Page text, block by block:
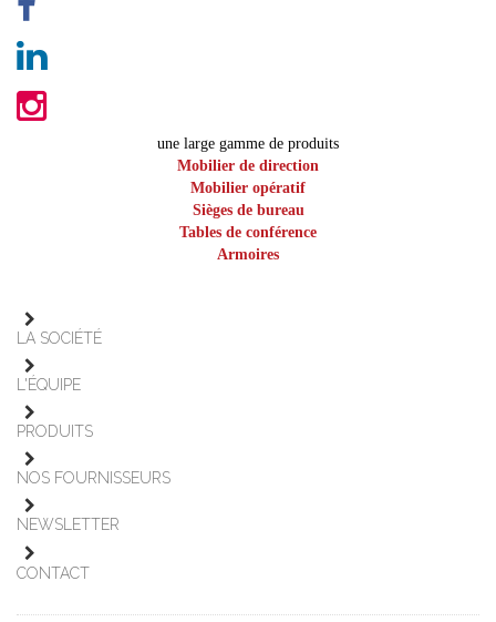
une large gamme de produits
Mobilier de direction
Mobilier opératif
Sièges de bureau
Tables de conférence
Armoires
LA SOCIÉTÉ
L'ÉQUIPE
PRODUITS
NOS FOURNISSEURS
NEWSLETTER
CONTACT